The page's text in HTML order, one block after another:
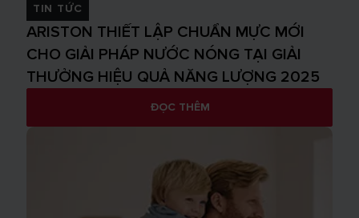
TIN TỨC
ARISTON THIẾT LẬP CHUẨN MỰC MỚI
CHO GIẢI PHÁP NƯỚC NÓNG TẠI GIẢI
THƯỞNG HIỆU QUẢ NĂNG LƯỢNG 2025
ĐỌC THÊM